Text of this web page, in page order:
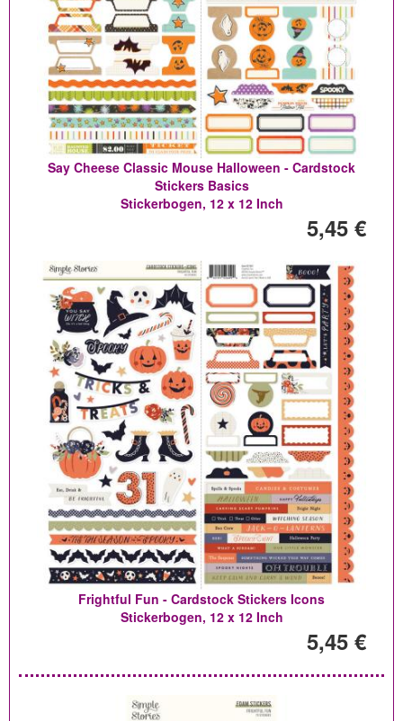
Say Cheese Classic Mouse Halloween - Cardstock
Stickers Basics
Stickerbogen, 12 x 12 Inch
5,45 €
Frightful Fun - Cardstock Stickers Icons
Stickerbogen, 12 x 12 Inch
5,45 €